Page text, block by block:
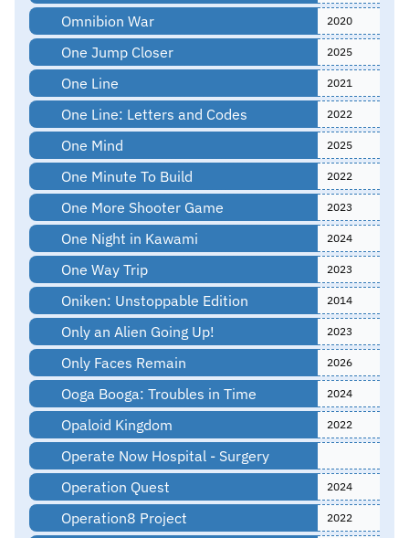
Omnibion War 2020
One Jump Closer 2025
One Line 2021
One Line: Letters and Codes 2022
One Mind 2025
One Minute To Build 2022
One More Shooter Game 2023
One Night in Kawami 2024
One Way Trip 2023
Oniken: Unstoppable Edition 2014
Only an Alien Going Up! 2023
Only Faces Remain 2026
Ooga Booga: Troubles in Time 2024
Opaloid Kingdom 2022
Operate Now Hospital - Surgery
Operation Quest
2024
Operation8 Project 2022